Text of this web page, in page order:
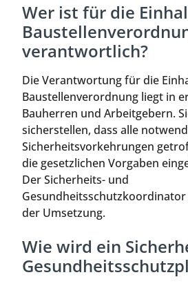
Wer ist für die
verantwortlich?
Die Verantwortung für die
Baustellenverordnung liegt in
Bauherren und Arbeitgebern.
sicherstellen, dass alle
Sicherheitsvorkehrungen
die gesetzlichen Vorgaben
Der Sicherheits- und
der Umsetzung.
Wie wird ein